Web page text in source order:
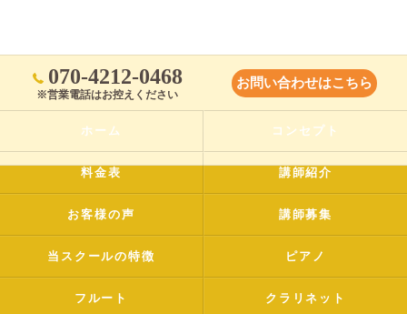
070-4212-0468
※営業電話はお控えください
お問い合わせはこちら
ホーム コンセプト
料金表 講師紹介
お客様の声 講師募集
当スクールの特徴 ピアノ
フルート クラリネット